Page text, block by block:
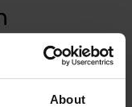
About